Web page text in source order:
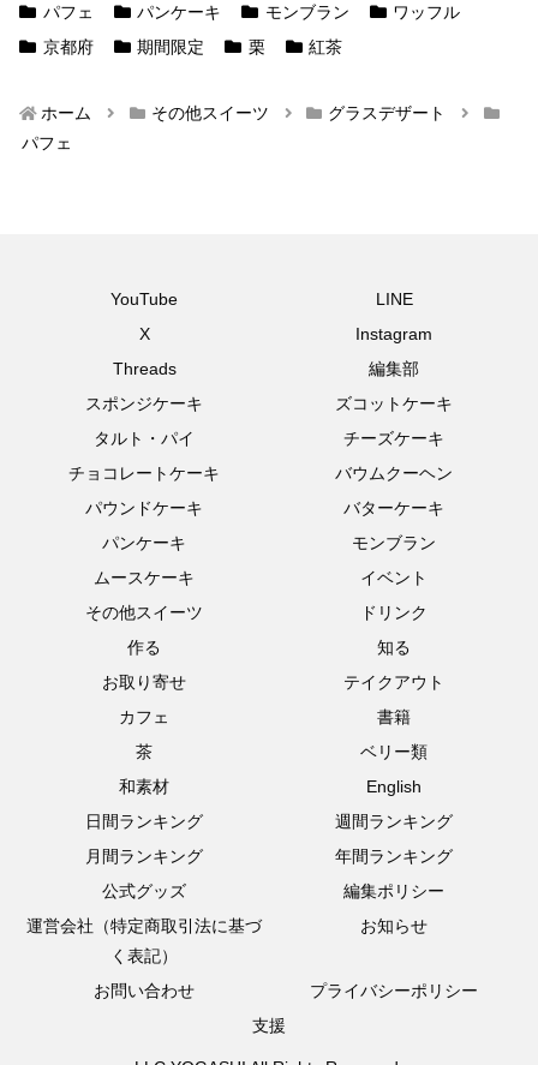
パフェ パンケーキ モンブラン
ワッフル
京都府
期間限定 栗 紅茶
ホーム その他スイーツ
グラスデザート
パフェ
YouTube
LINE
X
Instagram
Threads
編集部
スポンジケーキ
ズコットケーキ
タルト・パイ
チーズケーキ
チョコレートケーキ
バウムクーヘン
パウンドケーキ
バターケーキ
パンケーキ
モンブラン
ムースケーキ
イベント
その他スイーツ
ドリンク
作る
知る
お取り寄せ
テイクアウト
カフェ
書籍
茶
ベリー類
和素材
English
日間ランキング
週間ランキング
月間ランキング
年間ランキング
公式グッズ
編集ポリシー
運営会社（特定商取引法に基づ
く表記）
お知らせ
お問い合わせ
プライバシーポリシー
支援